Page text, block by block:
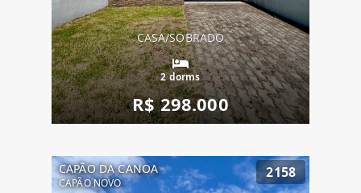
CASA/SOBRADO
2 dorms
R$ 298.000
CAPÃO DA CANOA
CAPÃO NOVO
2158